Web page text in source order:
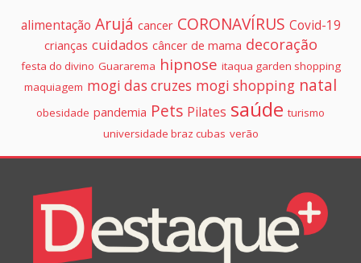
alimentação Arujá cancer CORONAVÍRUS Covid-19
crianças cuidados câncer de mama decoração
festa do divino Guararema hipnose itaqua garden shopping
maquiagem mogi das cruzes mogi shopping natal
obesidade pandemia Pets Pilates saúde turismo
universidade braz cubas verão
Colunistas
Destaque+
Online